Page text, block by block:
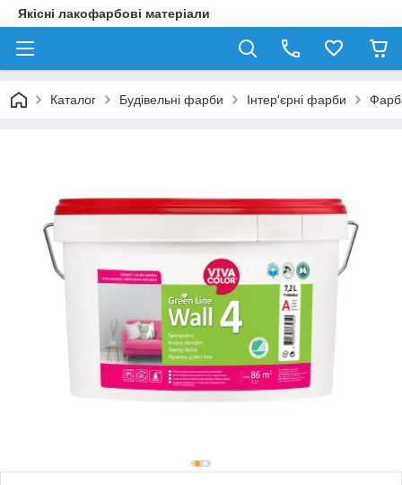
Якісні лакофарбові матеріали
Каталог Будівельні фарби Інтер'єрні фарби